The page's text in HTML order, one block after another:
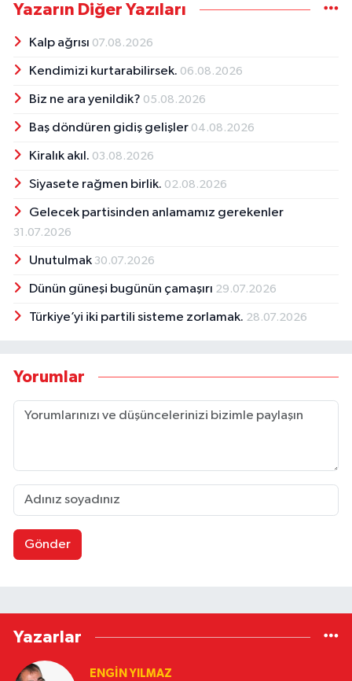
Yazarın Diğer Yazıları
Kalp ağrısı 07.08.2026
Kendimizi kurtarabilirsek. 06.08.2026
Biz ne ara yenildik? 05.08.2026
Baş döndüren gidiş gelişler 04.08.2026
Kiralık akıl. 03.08.2026
Siyasete rağmen birlik. 02.08.2026
Gelecek partisinden anlamamız gerekenler
31.07.2026
Unutulmak 30.07.2026
Dünün güneşi bugünün çamaşırı 29.07.2026
Türkiye’yi iki partili sisteme zorlamak. 28.07.2026
Yorumlar
Gönder
Yazarlar
ENGİN YILMAZ